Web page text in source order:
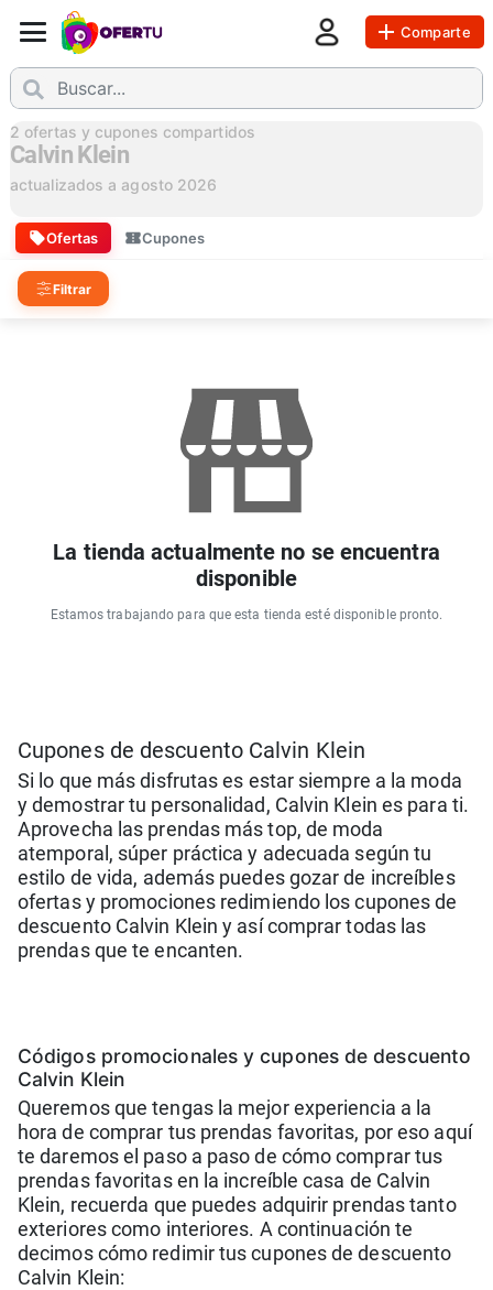
Comparte
2 ofertas y cupones compartidos
Calvin Klein
actualizados a agosto 2026
Ofertas Cupones
Filtrar
La tienda actualmente no se encuentra
disponible
Estamos trabajando para que esta tienda esté disponible pronto.
Cupones de descuento Calvin Klein
Si lo que más disfrutas es estar siempre a la moda
y demostrar tu personalidad, Calvin Klein es para ti.
Aprovecha las prendas más top, de moda
atemporal, súper práctica y adecuada según tu
estilo de vida, además puedes gozar de increíbles
ofertas y promociones redimiendo los cupones de
descuento Calvin Klein y así comprar todas las
prendas que te encanten.
Códigos promocionales y cupones de descuento
Calvin Klein
Queremos que tengas la mejor experiencia a la
hora de comprar tus prendas favoritas, por eso aquí
te daremos el paso a paso de cómo comprar tus
prendas favoritas en la increíble casa de Calvin
Klein, recuerda que puedes adquirir prendas tanto
exteriores como interiores. A continuación te
decimos cómo redimir tus cupones de descuento
Calvin Klein: